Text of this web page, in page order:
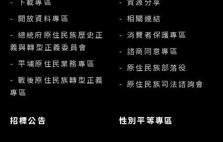
- 開放資料專區
- 總統府原住民族歷史正
義與轉型正義委員會
- 平埔原住民業務專區
- 戰後原住民族轉型正義
專區
- 相關連結
- 消費者保護專區
- 諮商同意專區
- 原住民族部落役
- 原住民族司法諮詢會
招標公告 性別平等專區